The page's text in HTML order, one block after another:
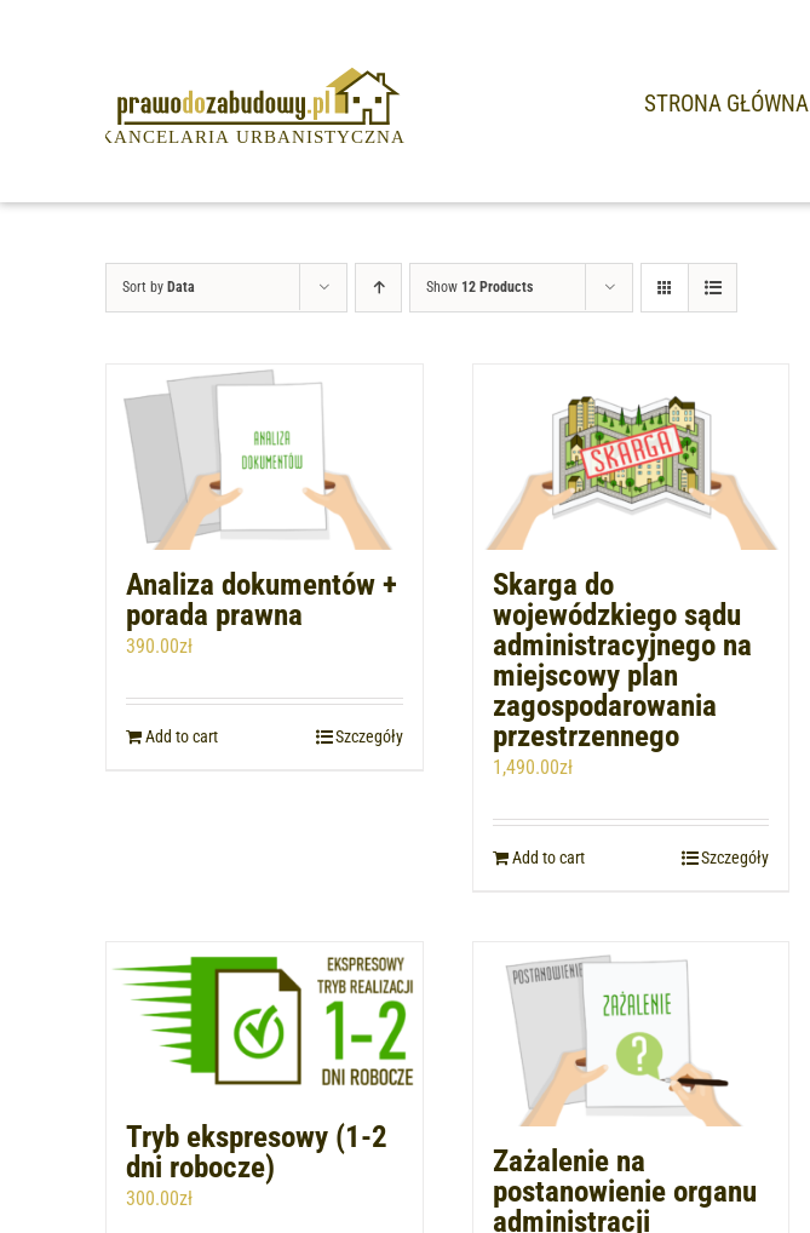
STRONA GŁÓWNA
Sort by Data Show 12 Products
Analiza dokumentów +
porada prawna
390.00zł
Add to cart Szczegóły
Skarga do
wojewódzkiego sądu
administracyjnego na
miejscowy plan
zagospodarowania
przestrzennego
1,490.00zł
Add to cart Szczegóły
Tryb ekspresowy (1-2
dni robocze)
300.00zł
Zażalenie na
postanowienie organu
administracji